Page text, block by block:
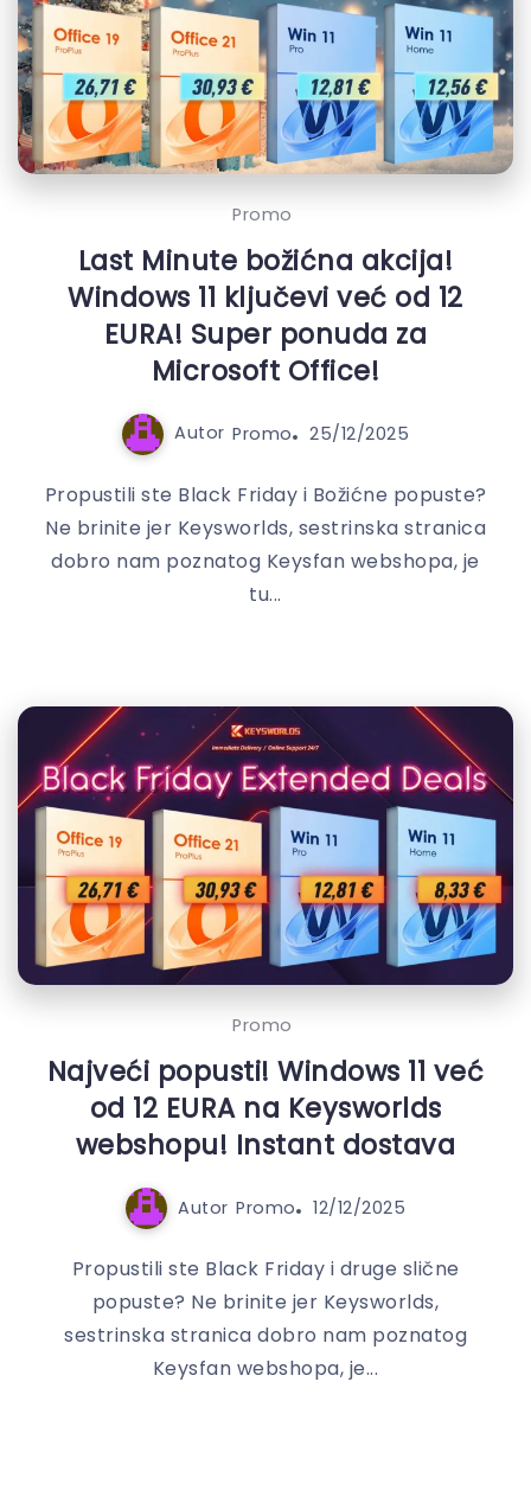
Promo
Last Minute božićna akcija!
Windows 11 ključevi već od 12
EURA! Super ponuda za
Microsoft Office!
Autor Promo 25/12/2025
Propustili ste Black Friday i Božićne popuste?
Ne brinite jer Keysworlds, sestrinska stranica
dobro nam poznatog Keysfan webshopa, je
tu...
Promo
Najveći popusti! Windows 11 već
od 12 EURA na Keysworlds
webshopu! Instant dostava
Autor Promo 12/12/2025
Propustili ste Black Friday i druge slične
popuste? Ne brinite jer Keysworlds,
sestrinska stranica dobro nam poznatog
Keysfan webshopa, je...